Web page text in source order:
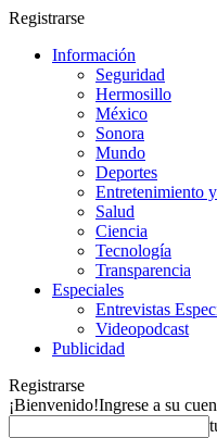
Registrarse
Información
Seguridad
Hermosillo
México
Sonora
Mundo
Deportes
Entretenimiento
Salud
Ciencia
Tecnología
Transparencia
Especiales
Entrevistas
Videopodcast
Publicidad
Registrarse
¡Bienvenido!Ingrese a su